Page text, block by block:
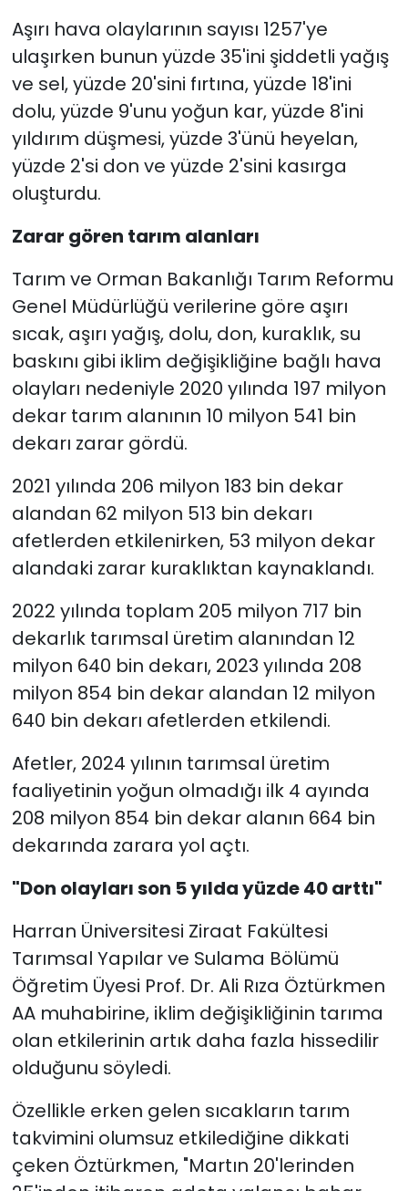
Aşırı hava olaylarının sayısı 1257'ye
ulaşırken bunun yüzde 35'ini şiddetli yağış
ve sel, yüzde 20'sini fırtına, yüzde 18'ini
dolu, yüzde 9'unu yoğun kar, yüzde 8'ini
yıldırım düşmesi, yüzde 3'ünü heyelan,
yüzde 2'si don ve yüzde 2'sini kasırga
oluşturdu.
Zarar gören tarım alanları
Tarım ve Orman Bakanlığı Tarım Reformu
Genel Müdürlüğü verilerine göre aşırı
sıcak, aşırı yağış, dolu, don, kuraklık, su
baskını gibi iklim değişikliğine bağlı hava
olayları nedeniyle 2020 yılında 197 milyon
dekar tarım alanının 10 milyon 541 bin
dekarı zarar gördü.
2021 yılında 206 milyon 183 bin dekar
alandan 62 milyon 513 bin dekarı
afetlerden etkilenirken, 53 milyon dekar
alandaki zarar kuraklıktan kaynaklandı.
2022 yılında toplam 205 milyon 717 bin
dekarlık tarımsal üretim alanından 12
milyon 640 bin dekarı, 2023 yılında 208
milyon 854 bin dekar alandan 12 milyon
640 bin dekarı afetlerden etkilendi.
Afetler, 2024 yılının tarımsal üretim
faaliyetinin yoğun olmadığı ilk 4 ayında
208 milyon 854 bin dekar alanın 664 bin
dekarında zarara yol açtı.
"Don olayları son 5 yılda yüzde 40 arttı"
Harran Üniversitesi Ziraat Fakültesi
Tarımsal Yapılar ve Sulama Bölümü
Öğretim Üyesi Prof. Dr. Ali Rıza Öztürkmen
AA muhabirine, iklim değişikliğinin tarıma
olan etkilerinin artık daha fazla hissedilir
olduğunu söyledi.
Özellikle erken gelen sıcakların tarım
takvimini olumsuz etkilediğine dikkati
çeken Öztürkmen, "Martın 20'lerinden